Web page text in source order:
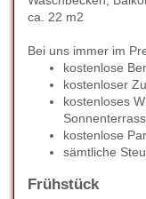
ca. 22 m2
Bei uns immer im
kostenlose
kostenloser
kostenloses
kostenlose
sämtliche
Frühstück